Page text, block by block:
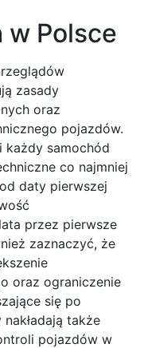
w Polsce
zasady
oraz
pojazdów.
każdy samochód
co najmniej
daty pierwszej
przez pierwsze
zaznaczyć, że
oraz ograniczenie
się po
także
pojazdów w